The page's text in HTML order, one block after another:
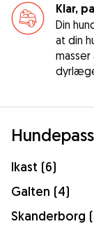
Klar,
Din
at din
Ikast (6)
Galten (4)
Skanderborg